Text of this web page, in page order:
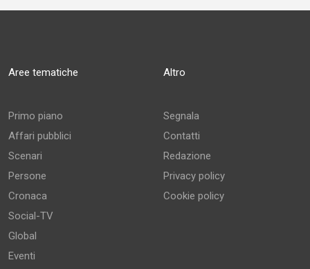
Aree tematiche
Primo piano
Affari pubblici
Scenari
Persone
Cronaca
Social-TV
Global
Eventi
Altro
Segnala
Contatti
Redazione
Privacy policy
Cookie policy